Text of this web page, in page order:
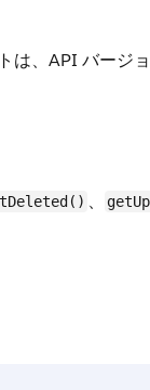
は、API バージ
、